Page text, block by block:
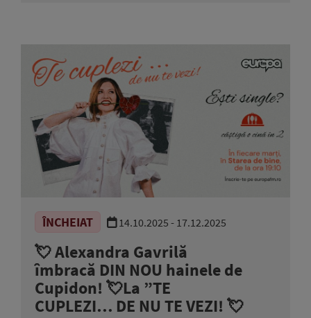
ÎNCHEIAT 14.10.2025 - 17.12.2025
💘 Alexandra Gavrilă
îmbracă DIN NOU hainele de
Cupidon! 💘La ”TE
CUPLEZI… DE NU TE VEZI! 💘